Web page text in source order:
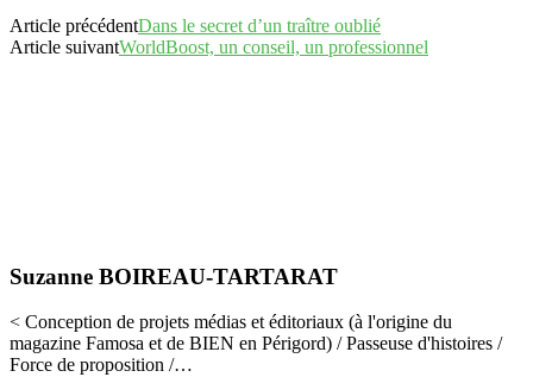
Article précédentDans le secret d’un traître oublié
Article suivantWorldBoost, un conseil, un professionnel
Suzanne BOIREAU-TARTARAT
< Conception de projets médias et éditoriaux (à l'origine du
magazine Famosa et de BIEN en Périgord) / Passeuse d'histoires /
Force de proposition /…